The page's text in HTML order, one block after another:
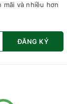
và nhiều hơn
ĐĂNG KÝ